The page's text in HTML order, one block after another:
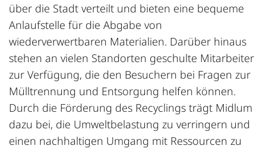
über die Stadt verteilt und bieten eine bequeme
Anlaufstelle für die Abgabe von
wiederverwertbaren Materialien. Darüber hinaus
stehen an vielen Standorten geschulte Mitarbeiter
zur Verfügung, die den Besuchern bei Fragen zur
Mülltrennung und Entsorgung helfen können.
Durch die Förderung des Recyclings trägt Midlum
dazu bei, die Umweltbelastung zu verringern und
einen nachhaltigen Umgang mit Ressourcen zu